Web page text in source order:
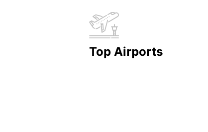
Top Airports